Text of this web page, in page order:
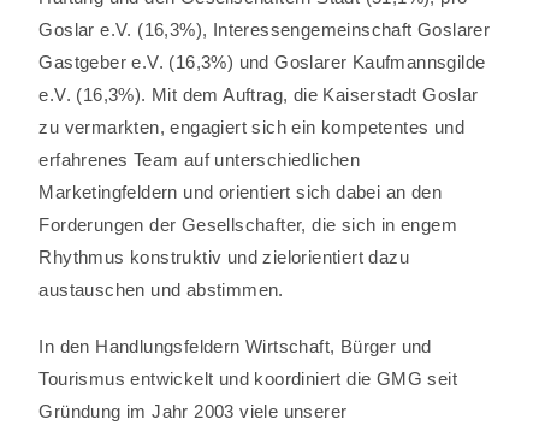
Goslar e.V. (16,3%), Interessen­gemeinschaft Goslarer
Gastgeber e.V. (16,3%) und Goslarer Kaufmannsgilde
e.V. (16,3%). Mit dem Auftrag, die Kaiserstadt Goslar
zu vermarkten, engagiert sich ein kompetentes und
erfahrenes Team auf unterschiedlichen
Marketingfeldern und orientiert sich dabei an den
Forderungen der Gesellschafter, die sich in engem
Rhythmus konstruktiv und zielorientiert dazu
austauschen und abstimmen.
In den Handlungsfeldern Wirtschaft, Bürger und
Tourismus entwickelt und koordiniert die GMG seit
Gründung im Jahr 2003 viele unserer